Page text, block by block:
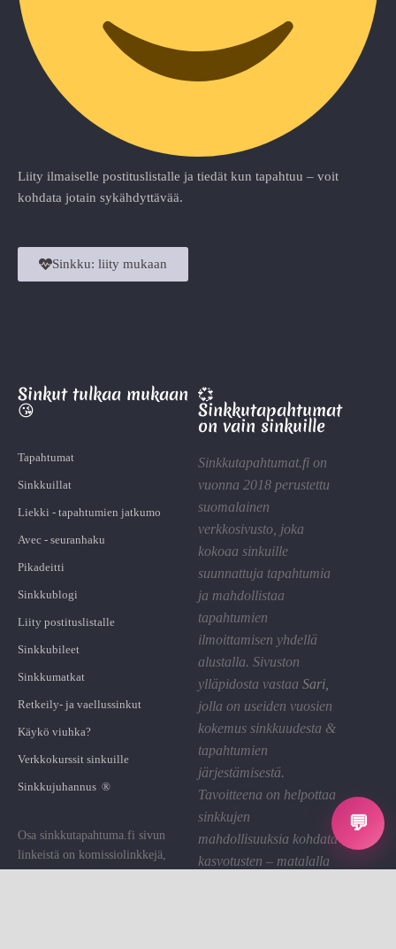
💬
Liity ilmaiselle postituslistalle ja tiedät kun tapahtuu – voit
kohdata jotain sykähdyttävää.
Sinkku: liity mukaan
Sinkut tulkaa mukaan
😘
Tapahtumat
Sinkkuillat
Liekki - tapahtumien jatkumo
Avec - seuranhaku
Pikadeitti
Sinkkublogi
Liity postituslistalle
Sinkkubileet
Sinkkumatkat
Retkeily- ja vaellussinkut
Käykö viuhka?
Verkkokurssit sinkuille
Sinkkujuhannus ®
Osa sinkkutapahtuma.fi sivun
linkeistä on komissiolinkkejä,
joiden kautta St saa pienen
💞
Sinkkutapahtumat
on vain sinkuille
Sinkkutapahtumat.fi on
vuonna 2018 perustettu
suomalainen
verkkosivusto, joka
kokoaa sinkuille
suunnattuja tapahtumia
ja mahdollistaa
tapahtumien
ilmoittamisen yhdellä
alustalla. Sivuston
ylläpidosta vastaa Sari
jolla on useiden vuosien
kokemus sinkkuudesta &
tapahtumien
järjestämisestä.
Tavoitteena on helpottaa
sinkkujen
mahdollisuuksia kohdata
kasvotusten – matalalla